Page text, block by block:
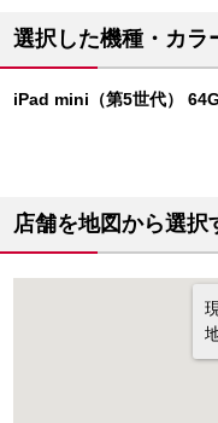
選択した機種・カラ
iPad mini（第5世代）
店舗を地図から選択